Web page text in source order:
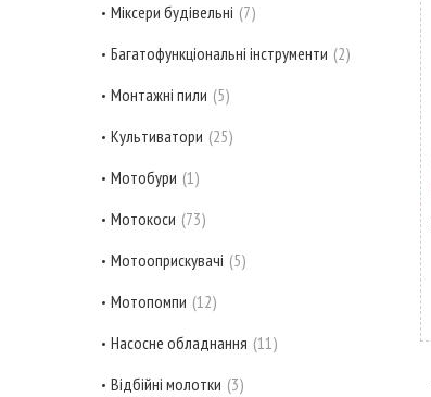
Міксери будівельні 7
Багатофункціональні інструменти 2
Монтажні пили 5
Культиватори 25
Мотобури 1
Мотокоси 73
Мотооприскувачі 5
Мотопомпи 12
Насосне обладнання 11
Відбійні молотки 3